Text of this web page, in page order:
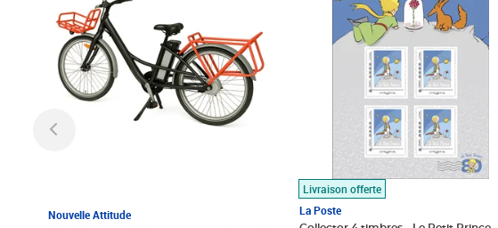
Nouvelle Attitude
Livraison offerte
La Poste